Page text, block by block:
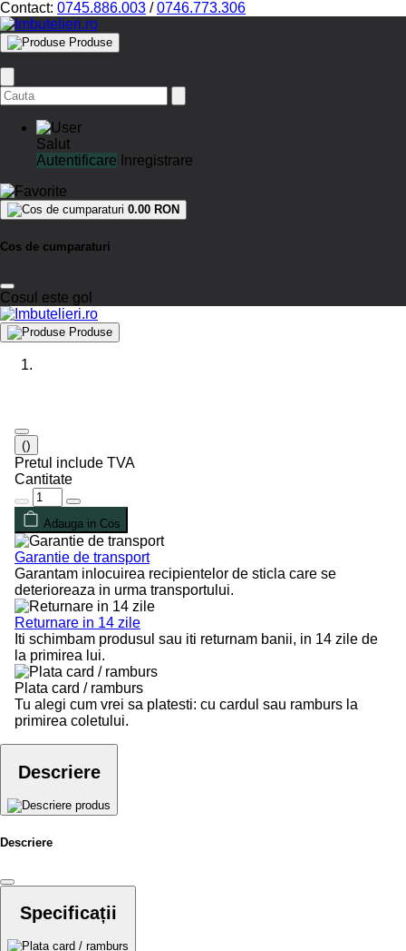
Contact: 0745.886.003 / 0746.773.306
Produse
Salut
Autentificare Inregistrare
0.00 RON
Cos de cumparaturi
Cosul este gol
Produse
()
Pretul include TVA
Cantitate
Adauga in Cos
Garantie de transport
Garantam inlocuirea recipientelor de sticla care se
deterioreaza in urma transportului.
Returnare in 14 zile
Iti schimbam produsul sau iti returnam banii, in 14 zile de
la primirea lui.
Plata card / ramburs
Tu alegi cum vrei sa platesti: cu cardul sau ramburs la
primirea coletului.
Descriere
Descriere
Specificații